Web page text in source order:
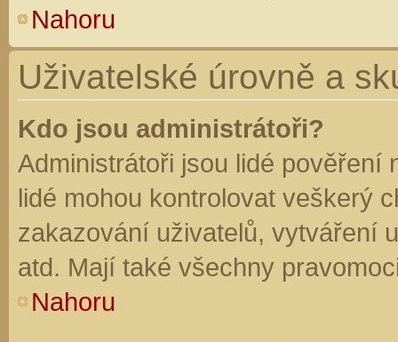
Nahoru
Uživatelské úrovně a
Kdo jsou administrátoři?
Administrátoři jsou lidé pověření
lidé mohou kontrolovat veškerý
zakazování uživatelů, vytváření
atd. Mají také všechny
Nahoru